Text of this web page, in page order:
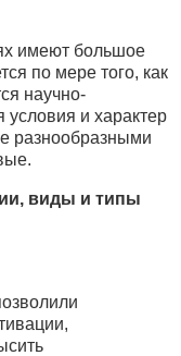
имеют большое
по мере того, как
научно-
условия и характер
разнообразными
виды и типы